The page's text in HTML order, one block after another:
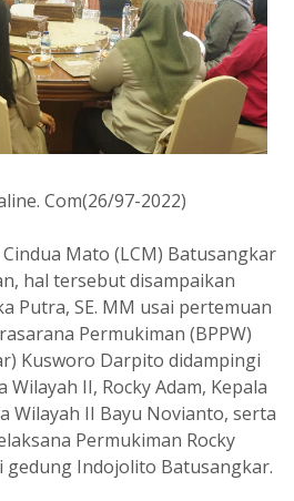
Com(26/97-2022)
Mato (LCM) Batusangkar
hal tersebut disampaikan
Putra, SE. MM usai pertemuan
Permukiman (BPPW)
Kusworo Darpito didampingi
Wilayah II, Rocky Adam, Kepala
Wilayah II Bayu Novianto, serta
Permukiman Rocky
gedung Indojolito Batusangkar.